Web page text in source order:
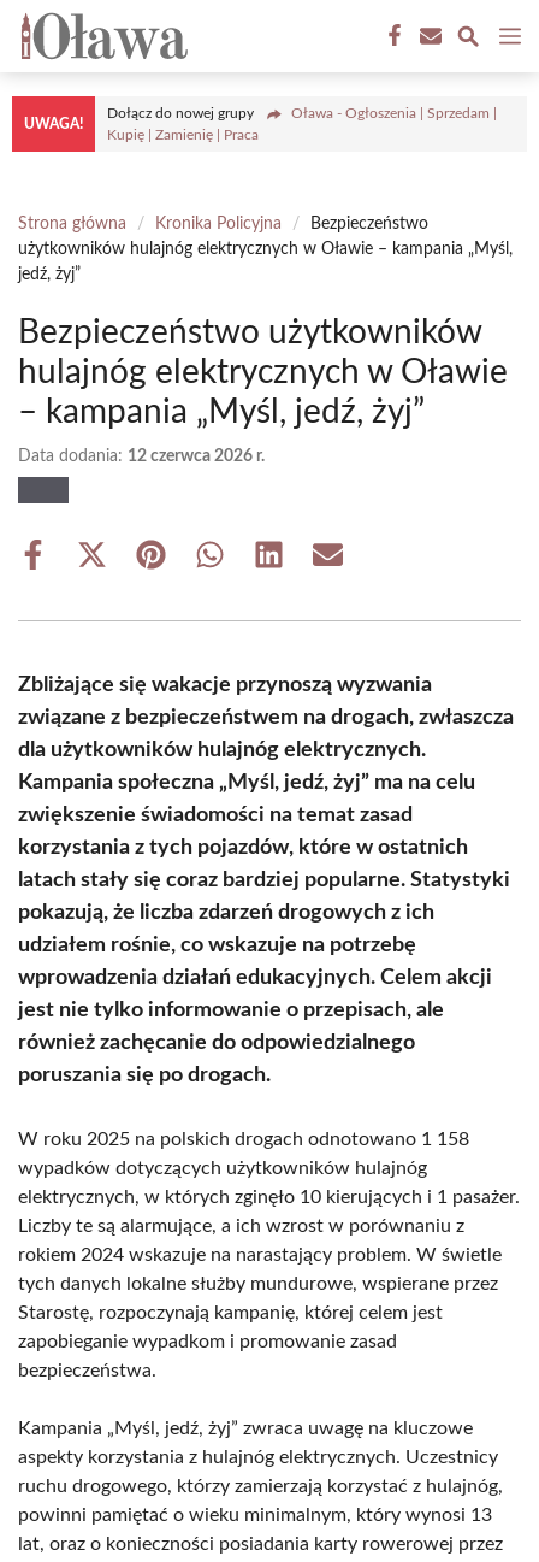
Przejdź
treści
UWAGA!
Dołącz do nowej grupy
Oława - Ogłoszenia | Sprzedam |
Kupię | Zamienię | Praca
Strona główna / Kronika Policyjna /
Bezpieczeństwo
użytkowników hulajnóg elektrycznych w Oławie – kampania „Myśl,
jedź, żyj”
Bezpieczeństwo użytkowników
hulajnóg elektrycznych w Oławie
– kampania „Myśl, jedź, żyj”
Data dodania: 12 czerwca 2026 r.
Share
Share
(Twitter)
Share Share Share Share
Zbliżające się wakacje przynoszą wyzwania
związane z bezpieczeństwem na drogach, zwłaszcza
dla użytkowników hulajnóg elektrycznych.
Kampania społeczna „Myśl, jedź, żyj” ma na celu
zwiększenie świadomości na temat zasad
korzystania z tych pojazdów, które w ostatnich
latach stały się coraz bardziej popularne. Statystyki
pokazują, że liczba zdarzeń drogowych z ich
udziałem rośnie, co wskazuje na potrzebę
wprowadzenia działań edukacyjnych. Celem akcji
jest nie tylko informowanie o przepisach, ale
również zachęcanie do odpowiedzialnego
poruszania się po drogach.
W roku 2025 na polskich drogach odnotowano 1 158
wypadków dotyczących użytkowników hulajnóg
elektrycznych, w których zginęło 10 kierujących i 1 pasażer.
Liczby te są alarmujące, a ich wzrost w porównaniu z
rokiem 2024 wskazuje na narastający problem. W świetle
tych danych lokalne służby mundurowe, wspierane przez
Starostę, rozpoczynają kampanię, której celem jest
zapobieganie wypadkom i promowanie zasad
bezpieczeństwa.
Kampania „Myśl, jedź, żyj” zwraca uwagę na kluczowe
aspekty korzystania z hulajnóg elektrycznych. Uczestnicy
ruchu drogowego, którzy zamierzają korzystać z hulajnóg,
powinni pamiętać o wieku minimalnym, który wynosi 13
lat, oraz o konieczności posiadania karty rowerowej przez